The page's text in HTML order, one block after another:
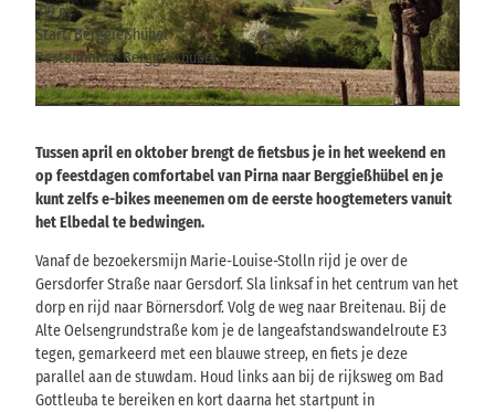
© Tourismusverband Sächsische Schweiz
319 m
Start: Berggießhübel
Bestemming: Berggießhübel
Tussen april en oktober brengt de fietsbus je in het weekend en
op feestdagen comfortabel van Pirna naar Berggießhübel en je
kunt zelfs e-bikes meenemen om de eerste hoogtemeters vanuit
het Elbedal te bedwingen.
Vanaf de bezoekersmijn Marie-Louise-Stolln rijd je over de
Gersdorfer Straße naar Gersdorf. Sla linksaf in het centrum van het
dorp en rijd naar Börnersdorf. Volg de weg naar Breitenau. Bij de
Alte Oelsengrundstraße kom je de langeafstandswandelroute E3
tegen, gemarkeerd met een blauwe streep, en fiets je deze
parallel aan de stuwdam. Houd links aan bij de rijksweg om Bad
Gottleuba te bereiken en kort daarna het startpunt in